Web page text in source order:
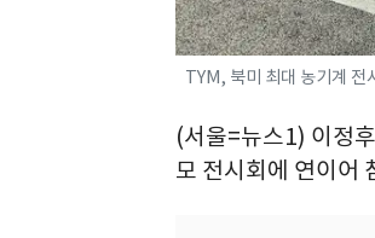
TYM, 북미 최대 농기계
(서울=뉴스1) 이정
모 전시회에 연이어